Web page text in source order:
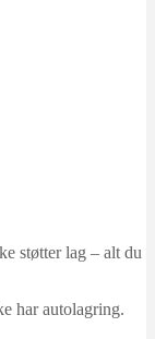
støtter lag – alt du
har autolagring.